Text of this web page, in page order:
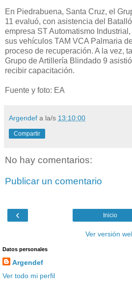
En Piedrabuena, Santa Cruz, el
11 evaluó, con asistencia del
empresa ST Automatismo
sus vehículos TAM VCA Palmaria
proceso de recuperación. A la vez,
Grupo de Artillería Blindado 9
recibir capacitación.
Fuente y foto: EA
Argendef a la/s 13:10:00
Compartir
No hay comentarios:
Publicar un comentario
‹ Inicio
Ver versión
Datos personales
Argendef
Ver todo mi perfil